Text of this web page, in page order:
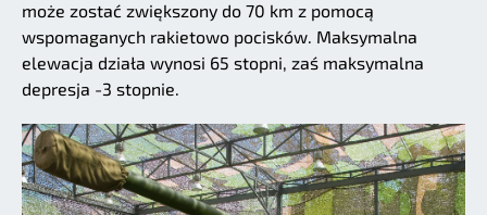
może zostać zwiększony do 70 km z pomocą
wspomaganych rakietowo pocisków. Maksymalna
elewacja działa wynosi 65 stopni, zaś maksymalna
depresja -3 stopnie.